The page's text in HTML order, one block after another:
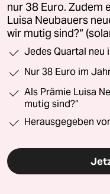
nur 38 Euro. Zudem
Luisa Neubauers
wir mutig sind?“
Jedes Quartal neu
Nur 38 Euro im
Als Prämie Luisa
mutig sind?“
Herausgegeben